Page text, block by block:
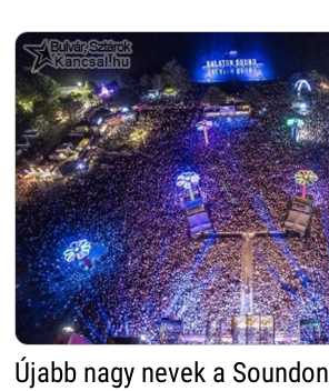
Újabb nagy nevek a Soundon